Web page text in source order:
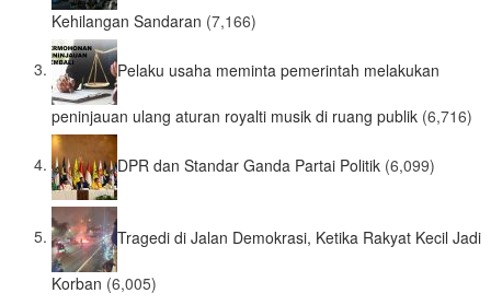
Kehilangan Sandaran (7,166)
Pelaku usaha meminta pemerintah melakukan
peninjauan ulang aturan royalti musik di ruang publik (6,716)
DPR dan Standar Ganda Partai Politik (6,099)
Tragedi di Jalan Demokrasi, Ketika Rakyat Kecil Jadi
Korban (6,005)